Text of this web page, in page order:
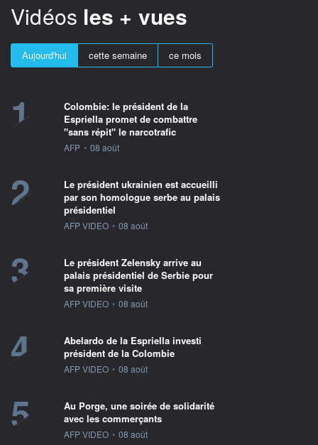
Vidéos les + vues
Aujourd'hui cette semaine ce mois
1
Colombie: le président de la
Espriella promet de combattre
"sans répit" le narcotrafic
information fournie par
AFP • 08 août
2
Le président ukrainien est accueilli
par son homologue serbe au palais
présidentiel
information fournie par
AFP VIDEO • 08 août
3
Le président Zelensky arrive au
palais présidentiel de Serbie pour
sa première visite
information fournie par
AFP VIDEO • 08 août
4
Abelardo de la Espriella investi
président de la Colombie
information fournie par
AFP VIDEO • 08 août
5
Au Porge, une soirée de solidarité
avec les commerçants
information fournie par
AFP VIDEO • 08 août